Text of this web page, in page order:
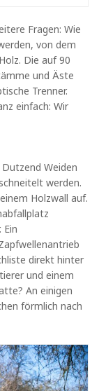
Fragen: Wie
von dem
Die auf 90
und Äste
Trenner.
einfach: Wir
Weiden
werden.
Holzwall auf.
Ein
direkt hinter
und einem
An einigen
förmlich nach